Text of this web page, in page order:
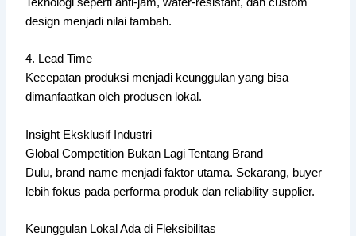
design menjadi nilai tambah.
4. Lead Time
Kecepatan produksi menjadi keunggulan yang bisa
dimanfaatkan oleh produsen lokal.
Insight Eksklusif Industri
Global Competition Bukan Lagi Tentang Brand
Dulu, brand name menjadi faktor utama. Sekarang, buyer
lebih fokus pada performa produk dan reliability supplier.
Keunggulan Lokal Ada di Fleksibilitas